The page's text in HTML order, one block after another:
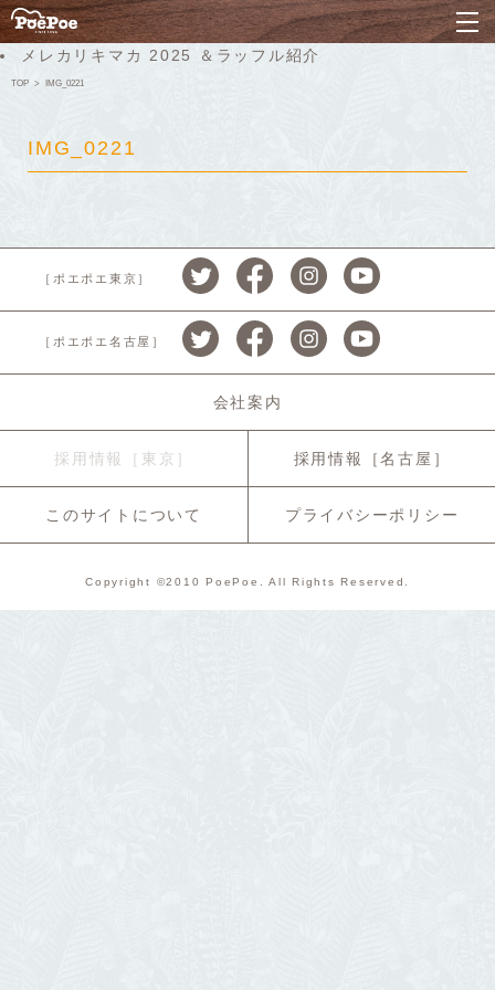
ナ
メレカリキマカ 2025 ＆ラッフル紹介
TOP IMG_0221
IMG_0221
［ポエポエ東京］
［ポエポエ名古屋］
会社案内
採用情報［東京］ 採用情報［名古屋］
このサイトについて プライバシーポリシー
Copyright ©2010 PoePoe. All Rights Reserved.